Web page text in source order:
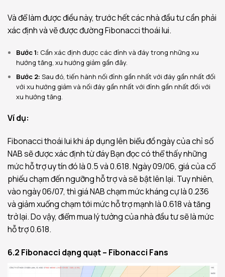
Và để làm được điều này, trước hết các nhà đầu tư cần phải
xác định và vẽ được đường Fibonacci thoái lui.
Bước 1: Cần xác định được các đỉnh và đáy trong những xu
hướng tăng, xu hướng giảm gần đây.
Bước 2: Sau đó, tiến hành nối đỉnh gần nhất với đáy gần nhất đối
với xu hướng giảm và nối đáy gần nhất với đỉnh gần nhất đối với
xu hướng tăng.
Ví dụ:
Fibonacci thoái lui khi áp dụng lên biểu đồ ngày của chỉ số
NAB sẽ được xác định từ đáy Bạn đọc có thể thấy những
mức hỗ trợ uy tín đó là 0.5 và 0.618. Ngày 09/06, giá của cổ
phiếu chạm đến ngưỡng hỗ trợ và sẽ bật lên lại. Tuy nhiên,
vào ngày 06/07, thì giá NAB chạm mức kháng cự là 0.236
và giảm xuống chạm tới mức hỗ trợ mạnh là 0.618 và tăng
trở lại. Do vậy, điểm mua lý tưởng của nhà đầu tư sẽ là mức
hỗ trợ 0.618.
6.2 Fibonacci dạng quạt – Fibonacci Fans